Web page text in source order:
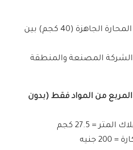
تتراوح أسعار شيكارة المحارة الجاهزة (40 كجم) بين
المصنعة والمنطقة
من المواد فقط (بدون
= 27.5 كجم
جنيه